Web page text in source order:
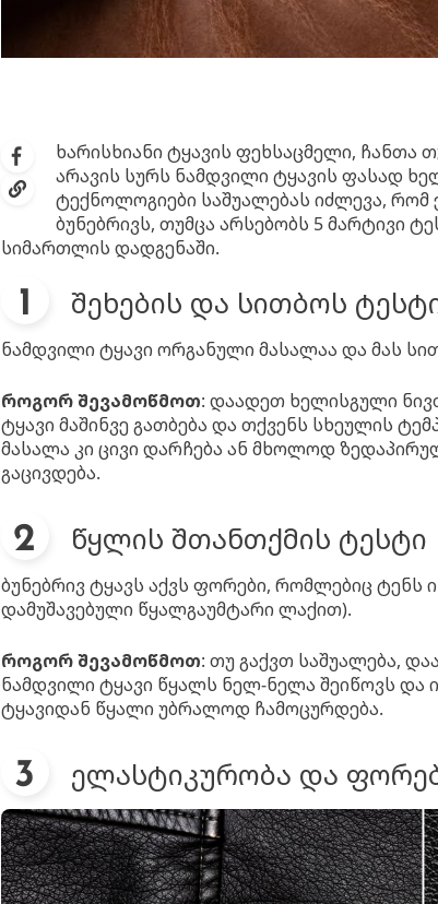
ხარისხიანი ტყავის ფეხსაცმელი, ჩანთა
არავის სურს ნამდვილი ტყავის ფასად
ტექნოლოგიები საშუალებას იძლევა, რომ
ბუნებრივს, თუმცა არსებობს 5 მარტივი
სიმართლის დადგენაში.
შეხების და სითბოს
ნამდვილი ტყავი ორგანული მასალაა და მას
როგორ შევამოწმოთ: დაადეთ ხელისგული
ტყავი მაშინვე გათბება და თქვენს სხეულის
მასალა კი ცივი დარჩება ან მხოლოდ
გაცივდება.
წყლის შთანთქმის ტესტი
ბუნებრივ ტყავს აქვს ფორები, რომლებიც ტენს
დამუშავებული წყალგაუმტარი ლაქით).
როგორ შევამოწმოთ: თუ გაქვთ საშუალება,
ნამდვილი ტყავი წყალს ნელ-ნელა შეიწოვს და
ტყავიდან წყალი უბრალოდ ჩამოცურდება.
ელასტიკურობა და